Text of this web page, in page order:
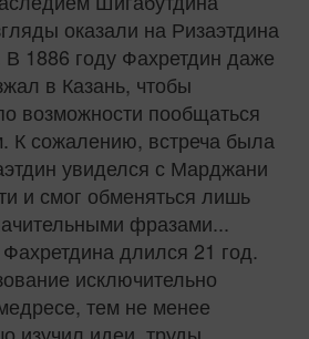
оказали на Ризаэтдина
1886 году Фахретдин даже
в Казань, чтобы
возможности пообщаться
К сожалению, встреча была
увиделся с Марджани
и смог обменяться лишь
фразами...
длился 21 год.
исключительно
тем не менее